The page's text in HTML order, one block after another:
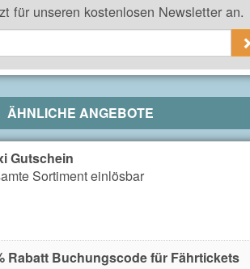
für unseren kostenlosen Newsletter an.
ÄHNLICHE ANGEBOTE
Gutschein
Sortiment einlösbar
Rabatt Buchungscode für Fährtickets